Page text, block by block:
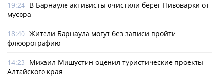
19:24 В Барнауле активисты очистили берег Пивоварки от
мусора
18:40 Жители Барнаула могут без записи пройти
флюорографию
14:23 Михаил Мишустин оценил туристические проекты
Алтайского края